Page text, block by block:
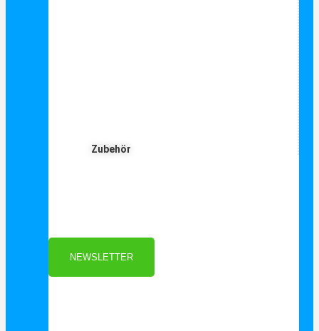
Zubehör
Als Danke schön für Ihre Anmeldung
NEWSLETTER